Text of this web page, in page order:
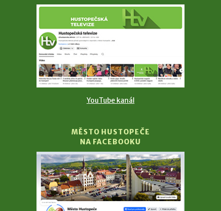
YouTube kanál
MĚSTO HUSTOPEČE
NA FACEBOOKU